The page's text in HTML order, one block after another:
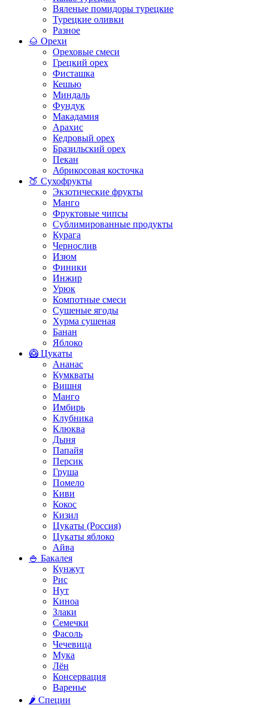
Вяленые помидоры турецкие
Турецкие оливки
Разное
🌰 Орехи
Ореховые смеси
Грецкий орех
Фисташка
Кешью
Миндаль
Фундук
Макадамия
Арахис
Кедровый орех
Бразильский орех
Пекан
Абрикосовая косточка
🍑 Сухофрукты
Экзотические фрукты
Манго
Фруктовые чипсы
Сублимированные продукты
Курага
Чернослив
Изюм
Финики
Инжир
Урюк
Компотные смеси
Сушеные ягоды
Хурма сушеная
Банан
Яблоко
🥝 Цукаты
Ананас
Кумкваты
Вишня
Манго
Имбирь
Клубника
Клюква
Дыня
Папайя
Персик
Груша
Помело
Киви
Кокос
Кизил
Цукаты (Россия)
Цукаты яблоко
Айва
🍚 Бакалея
Кунжут
Рис
Нут
Киноа
Злаки
Семечки
Фасоль
Чечевица
Мука
Лён
Консервация
Варенье
🌶️ Специи